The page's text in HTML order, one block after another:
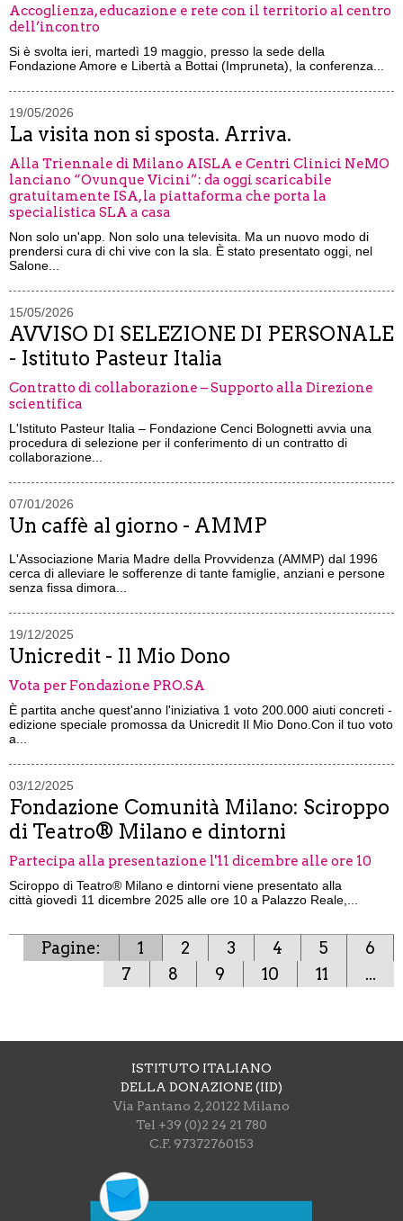
Accoglienza, educazione e rete con il territorio al centro
dell’incontro
Si è svolta ieri, martedì 19 maggio, presso la sede della
Fondazione Amore e Libertà a Bottai (Impruneta), la conferenza...
19/05/2026
La visita non si sposta. Arriva.
Alla Triennale di Milano AISLA e Centri Clinici NeMO
lanciano “Ovunque Vicini”: da oggi scaricabile
gratuitamente ISA, la piattaforma che porta la
specialistica SLA a casa
Non solo un'app. Non solo una televisita. Ma un nuovo modo di
prendersi cura di chi vive con la sla. È stato presentato oggi, nel
Salone...
15/05/2026
AVVISO DI SELEZIONE DI PERSONALE
- Istituto Pasteur Italia
Contratto di collaborazione – Supporto alla Direzione
scientifica
L'Istituto Pasteur Italia – Fondazione Cenci Bolognetti avvia una
procedura di selezione per il conferimento di un contratto di
collaborazione...
07/01/2026
Un caffè al giorno - AMMP
L'Associazione Maria Madre della Provvidenza (AMMP) dal 1996
cerca di alleviare le sofferenze di tante famiglie, anziani e persone
senza fissa dimora...
19/12/2025
Unicredit - Il Mio Dono
Vota per Fondazione PRO.SA
È partita anche quest'anno l'iniziativa 1 voto 200.000 aiuti concreti -
edizione speciale promossa da Unicredit Il Mio Dono.Con il tuo voto
a...
03/12/2025
Fondazione Comunità Milano: Sciroppo
di Teatro® Milano e dintorni
Partecipa alla presentazione l'11 dicembre alle ore 10
Sciroppo di Teatro® Milano e dintorni viene presentato alla
città giovedì 11 dicembre 2025 alle ore 10 a Palazzo Reale,...
Pagine: 1 2 3 4 5
6
7
8 9 10 11 ...
ISTITUTO ITALIANO
DELLA DONAZIONE (IID)
Via Pantano 2, 20122 Milano
Tel +39 (0)2 24 21 780
C.F. 97372760153